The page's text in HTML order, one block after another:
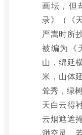
画坛，但
录》（《
严嵩时所
被编为《
山，绵延
米，山体
耸秀，绿
天白云得
云烟遮遮